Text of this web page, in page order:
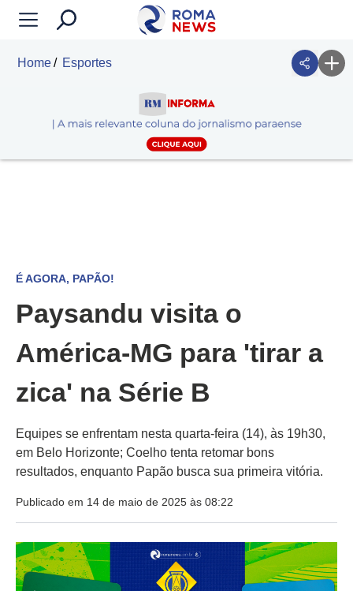
Home Esportes
É AGORA, PAPÃO!
Paysandu visita o
América-MG para 'tirar a
zica' na Série B
Equipes se enfrentam nesta quarta-feira (14), às 19h30,
em Belo Horizonte; Coelho tenta retomar bons
resultados, enquanto Papão busca sua primeira vitória.
Publicado em 14 de maio de 2025 às 08:22